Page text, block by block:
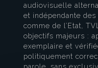
audiovisuelle
et indépendante
comme de l’Etat,
objectifs majeurs :
exemplaire et
politiquement